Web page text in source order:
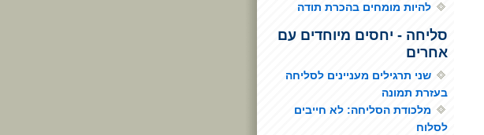
להיות מומחים בהכרת תודה
סליחה - יחסים מיוחדים עם
אחרים
שני תרגילים מעניינים לסליחה
בעזרת תמונה
מלכודת הסליחה: לא חייבים
לסלוח